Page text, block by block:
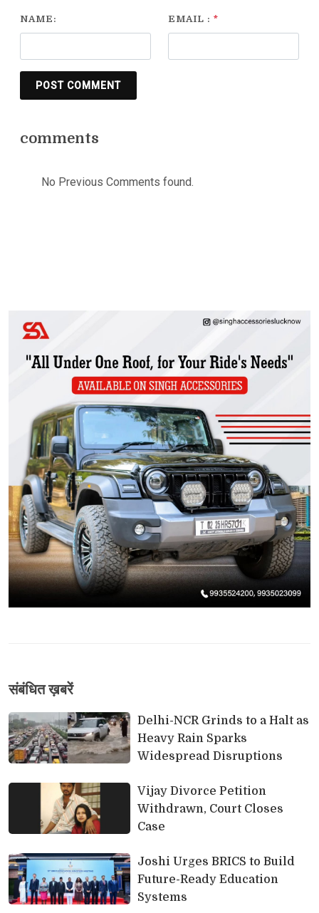
NAME: EMAIL : *
POST COMMENT
comments
No Previous Comments found.
संबंधि‍त ख़बरें
Delhi-NCR Grinds to a Halt as
Heavy Rain Sparks
Widespread Disruptions
Vijay Divorce Petition
Withdrawn, Court Closes
Case
Joshi Urges BRICS to Build
Future-Ready Education
Systems